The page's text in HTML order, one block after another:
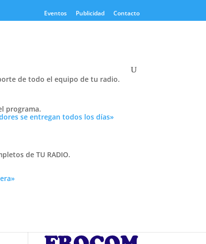
Eventos Publicidad Contacto
de todo el equipo de tu radio.
programa.
se entregan todos los días»
de TU RADIO.
Tweets by PasionTricolor1